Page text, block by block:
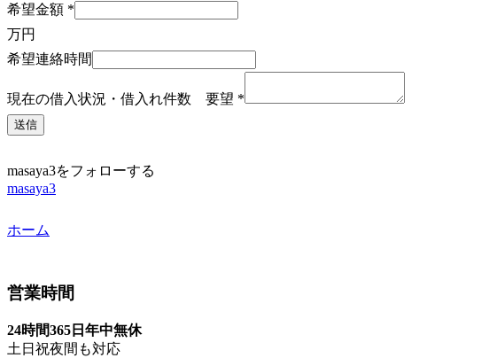
希望金額 *
万円
希望連絡時間
現在の借入状況・借入れ件数 要望 *
送信
masaya3をフォローする
masaya3
ホーム
営業時間
24時間365日年中無休
土日祝夜間も対応